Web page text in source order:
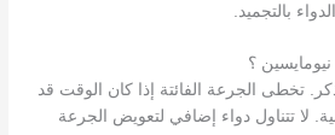
بالتجميد.
؟
تخطى الجرعة الفائتة إذا كان الوقت قد
لا تتناول دواء إضافي لتعويض الجرعة